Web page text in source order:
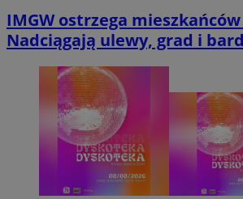
IMGW ostrzega
Nadciągają ulewy, grad i